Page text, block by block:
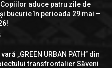
aduce patru zile de
bucurie în perioada 29 mai –
„GREEN URBAN PATH” din
transfrontalier Săveni